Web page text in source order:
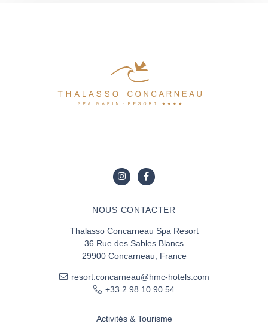
NOUS CONTACTER
Thalasso Concarneau Spa Resort
36 Rue des Sables Blancs
29900 Concarneau, France
resort.concarneau@hmc-hotels.com
+33 2 98 10 90 54
Activités & Tourisme